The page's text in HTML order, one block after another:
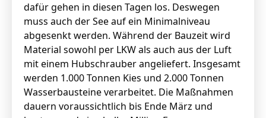
Unternehmen
Das geheime Geräusch
Wandern
Fotobox
Amphibienschutz
Team
Programm
Service
Handwerker
dafür gehen in diesen Tagen los. Deswegen
muss auch der See auf ein Minimalniveau
abgesenkt werden. Während der Bauzeit wird
Material sowohl per LKW als auch aus der Luft
mit einem Hubschrauber angeliefert. Insgesamt
werden 1.000 Tonnen Kies und 2.000 Tonnen
Wasserbausteine verarbeitet. Die Maßnahmen
dauern voraussichtlich bis Ende März und